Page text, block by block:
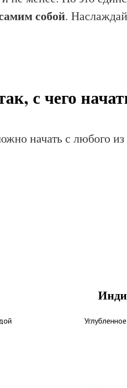
собой.
с чего
начать с любого